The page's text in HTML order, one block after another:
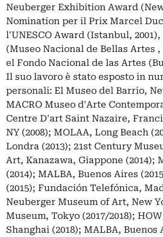
Neuberger Exhibition Award
Nomination per il Prix Marcel
l'UNESCO Award (Istanbul,
(Museo Nacional de Bellas Artes ,
el Fondo Nacional de las Artes
Il suo lavoro è stato esposto in
personali: El Museo del Barrio,
MACRO Museo d'Arte
Centre D'art Saint Nazaire,
NY (2008); MOLAA, Long Beach
Londra (2013); 21st Century
Art, Kanazawa, Giappone (2014);
(2014); MALBA, Buenos Aires
(2015); Fundación Telefónica,
Neuberger Museum of Art, New
Museum, Tokyo (2017/2018);
Shanghai (2018); MALBA,